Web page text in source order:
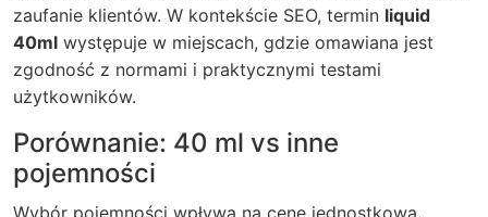
zaufanie klientów. W kontekście SEO, termin liquid
40ml występuje w miejscach, gdzie omawiana jest
zgodność z normami i praktycznymi testami
użytkowników.
Porównanie: 40 ml vs inne
pojemności
Wybór pojemności wpływa na cenę jednostkową,